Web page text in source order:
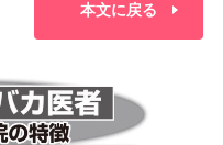
本文に戻る